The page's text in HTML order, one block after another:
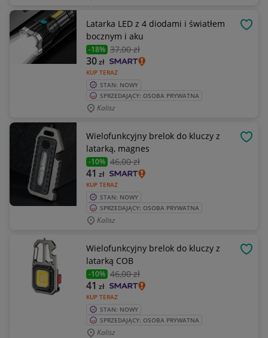
Latarka LED z 4 diodami i światłem
bocznym i aku
-18% 37,00 zł
KUP TERAZ
30zł
STAN: NOWY
SPRZEDAJĄCY: OSOBA PRYWATNA
Kalisz
Wielofunkcyjny brelok do kluczy z
latarką, magnes
-10% 46,00 zł
KUP TERAZ
41 zł
STAN: NOWY
SPRZEDAJĄCY: OSOBA PRYWATNA
Kalisz
Wielofunkcyjny brelok do kluczy z
latarką COB
-10% 46,00 zł
KUP TERAZ
41 zł
STAN: NOWY
SPRZEDAJĄCY: OSOBA PRYWATNA
Kalisz